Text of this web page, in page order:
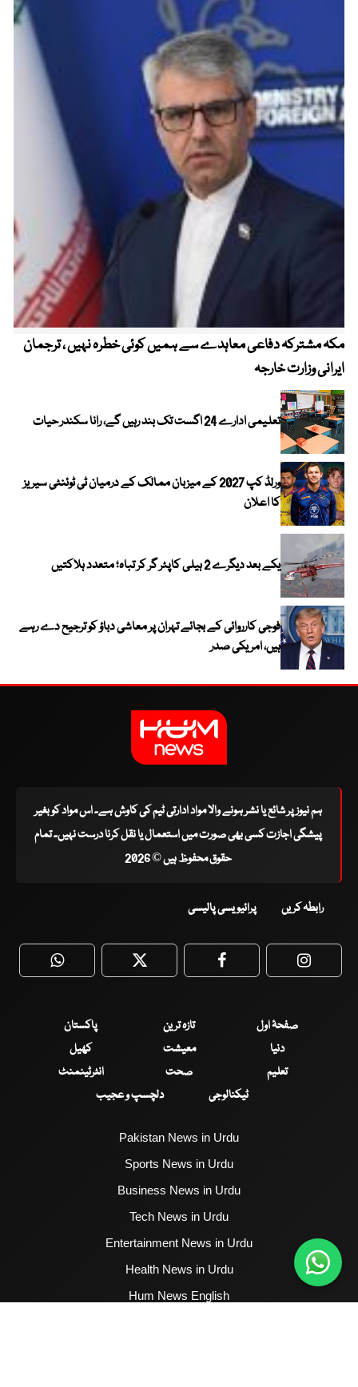
مکہ مشترکہ دفاعی معاہدے سے ہمیں کوئی خطرہ نہیں ، ترجمان
ایرانی وزارت خارجہ
تعلیمی ادارے 24 اگست تک بند رہیں گے، رانا سکندر حیات
ورلڈ کپ 2027 کے میزبان ممالک کے درمیان ٹی ٹوئنٹی سیریز
کا اعلان
یکے بعد دیگرے 2 ہیلی کاپٹر گر کر تباہ؛ متعدد ہلاکتیں
فوجی کارروائی کے بجائے تہران پر معاشی دباؤ کو ترجیح دے رہے
ہیں، امریکی صدر
ہم نیوز پر شائع یا نشر ہونے والا مواد ادارتی ٹیم کی کاوش ہے۔ اس مواد کو بغیر
پیشگی اجازت کسی بھی صورت میں استعمال یا نقل کرنا درست نہیں۔ تمام
حقوق محفوظ ہیں © 2026
رابطہ کریں پرائیویسی پالیسی
WhatsApp Twitter Facebook
صفحۂ اول تازہ ترین
پاکستان
دنیا
معیشت
کھیل
تعلیم
صحت
انٹرٹینمنٹ
ٹیکنالوجی
دلچسپ و عجیب
Pakistan News in Urdu
Sports News in Urdu
Business News in Urdu
Tech News in Urdu
Entertainment News in Urdu
Health News in Urdu
Hum News English